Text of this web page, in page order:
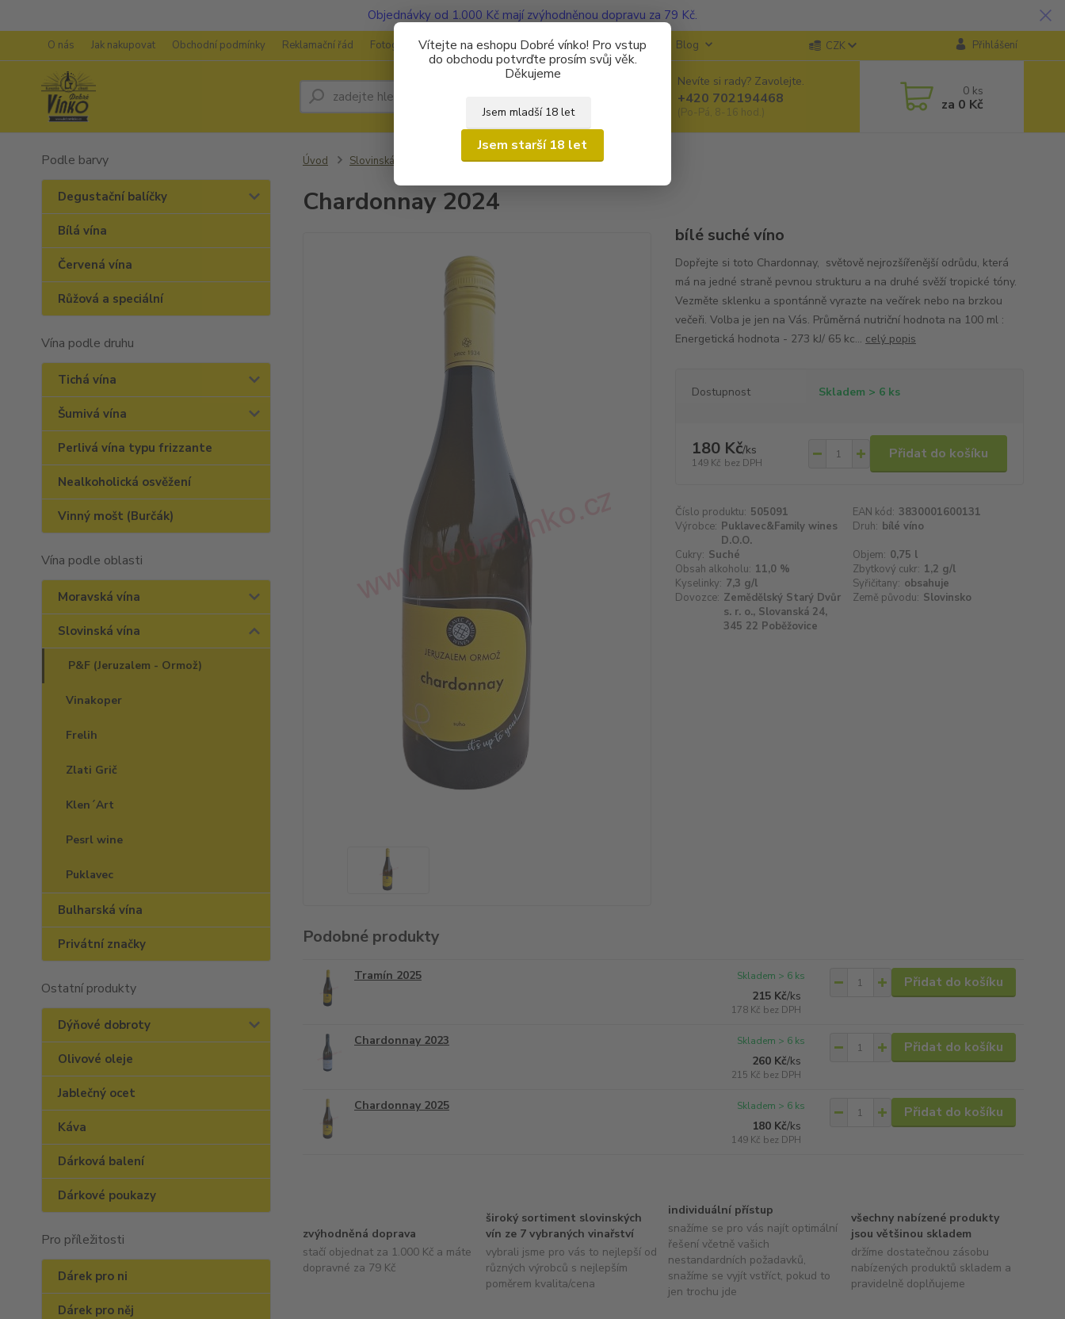
Objednávky od 1.000 Kč mají zvýhodněnou dopravu za 79 Kč.
Vítejte na eshopu Dobré vínko! Pro vstup
do obchodu potvrďte prosím svůj věk.
Děkujeme
Jsem mladší 18 let
Jsem starší 18 let
O nás Jak nakupovat Obchodní podmínky Reklamační řád Fotogalerie Kontakty Ochrana soukromí O vinařstvích Blog CZK Přihlášení
Nevíte si rady? Zavolejte.
+420 702194468
(Po-Pá, 8-16 hod.)
0 ks
za 0 Kč
Podle barvy
Degustační balíčky
Bílá vína
Červená vína
Růžová a speciální
Vína podle druhu
Tichá vína
Šumivá vína
Perlivá vína typu frizzante
Nealkoholická osvěžení
Vinný mošt (Burčák)
Vína podle oblasti
Moravská vína
Slovinská vína
P&F (Jeruzalem - Ormož)
Vinakoper
Frelih
Zlati Grič
Klen´Art
Pesrl wine
Puklavec
Bulharská vína
Privátní značky
Ostatní produkty
Dýňové dobroty
Olivové oleje
Jablečný ocet
Káva
Dárková balení
Dárkové poukazy
Pro příležitosti
Dárek pro ni
Dárek pro něj
Úvod Slovinská vína P&F (Jeruzalem - Ormož) Chardonnay 2024
Chardonnay 2024
bílé suché víno
Dopřejte si toto Chardonnay, světově nejrozšířenější odrůdu, která
má na jedné straně pevnou strukturu a na druhé svěží tropické tóny.
Vezměte sklenku a spontánně vyrazte na večírek nebo na brzkou
večeři. Volba je jen na Vás. Průměrná nutriční hodnota na 100 ml :
Energetická hodnota - 273 kJ/ 65 kc... celý popis
Dostupnost Skladem > 6 ks
180 Kč/ks
149 Kč bez DPH
Přidat do košíku
Číslo produktu: 505091 EAN kód: 3830001600131
Výrobce: Puklavec&Family wines
D.O.O.
Druh: bílé víno
Cukry: Suché Objem: 0,75 l
Obsah alkoholu: 11,0 % Zbytkový cukr: 1,2 g/l
Kyselinky: 7,3 g/l Syřičitany: obsahuje
Dovozce: Zemědělský Starý Dvůr
s. r. o., Slovanská 24,
345 22 Poběžovice
Země původu: Slovinsko
Podobné produkty
Tramín 2025
215 Kč/ks
178 Kč bez DPH
Skladem > 6 ks Přidat do košíku
Chardonnay 2023
260 Kč/ks
215 Kč bez DPH
Skladem > 6 ks Přidat do košíku
Chardonnay 2025
180 Kč/ks
149 Kč bez DPH
Skladem > 6 ks Přidat do košíku
zvýhodněná doprava
stačí objednat za 1.000 Kč a máte
dopravné za 79 Kč
široký sortiment slovinských
vín ze 7 vybraných vinařství
vybrali jsme pro vás to nejlepší od
různých výrobců s nejlepším
poměrem kvalita/cena
individuální přístup
snažíme se pro vás najít optimální
řešení včetně vašich
nestandardních požadavků,
snažíme se vyjít vstříct, pokud to
jen trochu jde
všechny nabízené produkty
jsou většinou skladem
držíme dostatečnou zásobu
nabízených produktů skladem a
pravidelně doplňujeme